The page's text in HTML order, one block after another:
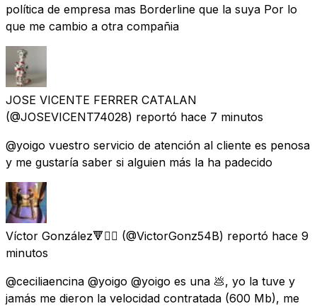
política de empresa mas Borderline que la suya Por lo
que me cambio a otra compañia
JOSE VICENTE FERRER CATALAN
(@JOSEVICENT74028) reportó hace 7 minutos
@yoigo vuestro servicio de atención al cliente es penosa
y me gustaría saber si alguien más la ha padecido
Víctor González🔻✊🏽 (@VictorGonz54B) reportó hace 9
minutos
@ceciliaencina @yoigo @yoigo es una 💩, yo la tuve y
jamás me dieron la velocidad contratada (600 Mb), me